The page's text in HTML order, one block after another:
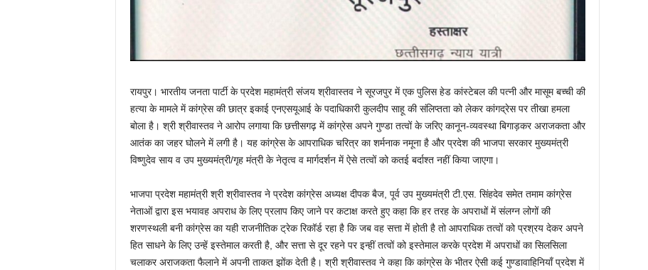
रायपुर। भारतीय जनता पार्टी के प्रदेश महामंत्री संजय श्रीवास्तव ने सूरजपुर में एक पुलिस हेड कांस्टेबल की पत्नी और मासूम बच्ची की
हत्या के मामले में कांग्रेस की छात्र इकाई एनएसयूआई के पदाधिकारी कुलदीप साहू की संलिप्तता को लेकर कांगद्रेस पर तीखा हमला
बोला है। श्री श्रीवास्तव ने आरोप लगाया कि छत्तीसगढ़ में कांग्रेस अपने गुण्डा तत्वों के जरिए कानून-व्यवस्था बिगाड़कर अराजकता और
आतंक का जहर घोलने में लगी है। यह कांग्रेस के आपराधिक चरित्र का शर्मनाक नमूना है और प्रदेश की भाजपा सरकार मुख्यमंत्री
विष्णुदेव साय व उप मुख्यमंत्री/गृह मंत्री के नेतृत्व व मार्गदर्शन में ऐसे तत्वों को कतई बर्दाश्त नहीं किया जाएगा।
भाजपा प्रदेश महामंत्री श्री श्रीवास्तव ने प्रदेश कांग्रेस अध्यक्ष दीपक बैज, पूर्व उप मुख्यमंत्री टी.एस. सिंहदेव समेत तमाम कांग्रेस
नेताओं द्वारा इस भयावह अपराध के लिए प्रलाप किए जाने पर कटाक्ष करते हुए कहा कि हर तरह के अपराधों में संलग्न लोगों की
शरणस्थली बनी कांग्रेस का यही राजनीतिक ट्रेक रिकॉर्ड रहा है कि जब वह सत्ता में होती है तो आपराधिक तत्वों को प्रश्रय देकर अपने
हित साधने के लिए उन्हें इस्तेमाल करती है, और सत्ता से दूर रहने पर इन्हीं तत्वों को इस्तेमाल करके प्रदेश में अपराधों का सिलसिला
चलाकर अराजकता फैलाने में अपनी ताकत झोंक देती है। श्री श्रीवास्तव ने कहा कि कांग्रेस के भीतर ऐसी कई गुण्डावाहिनियाँ प्रदेश में